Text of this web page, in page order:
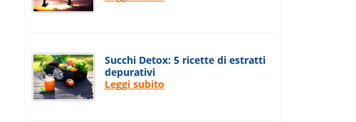
Succhi Detox: 5 ricette di estratti
depurativi
Leggi subito